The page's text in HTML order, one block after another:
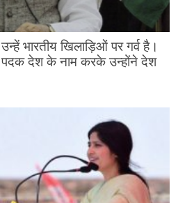
भारतीय खिलाड़िओं पर गर्व है।
पदक देश के नाम करके उन्होंने देश